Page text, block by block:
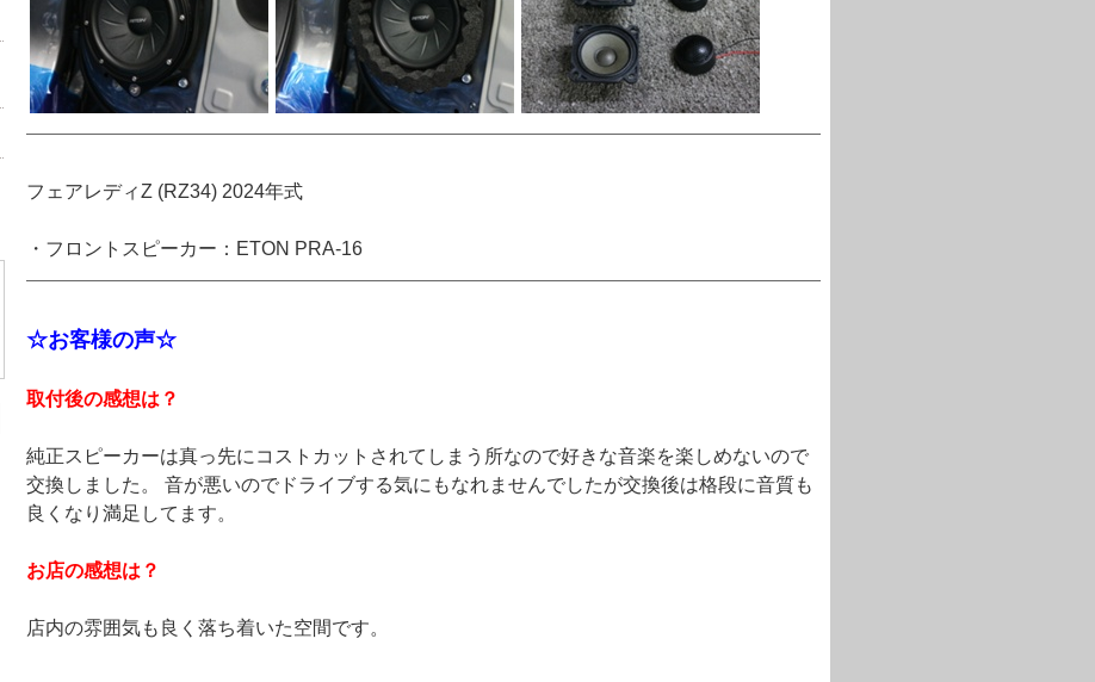
フェアレディZ (RZ34) 2024年式
・フロントスピーカー：ETON PRA-16
☆お客様の声☆
取付後の感想は？
純正スピーカーは真っ先にコストカットされてしまう所なので好きな音楽を楽しめないので
交換しました。 音が悪いのでドライブする気にもなれませんでしたが交換後は格段に音質も
良くなり満足してます。
お店の感想は？
店内の雰囲気も良く落ち着いた空間です。